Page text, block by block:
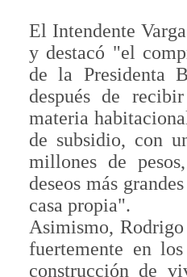
El Intendente
y destacó "el
de la Presidenta
después de
materia
de subsidio, con
millones de
deseos más
casa propia".
Asimismo,
fuertemente en
construcción de